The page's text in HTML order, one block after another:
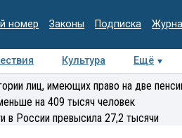
номер Законы Подписка
Культура Ещё
Интервью Колумнисты
лиц, имеющих право на две
на 409 тысяч человек
в России превысила 27,2 тысячи